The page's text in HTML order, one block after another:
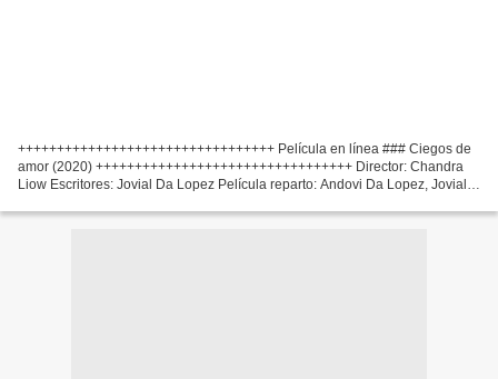
+++++++++++++++++++++++++++++++++ Película en línea ### Ciegos de
amor (2020) +++++++++++++++++++++++++++++++++ Director: Chandra
Liow Escritores: Jovial Da Lopez Película reparto: Andovi Da Lopez, Jovial